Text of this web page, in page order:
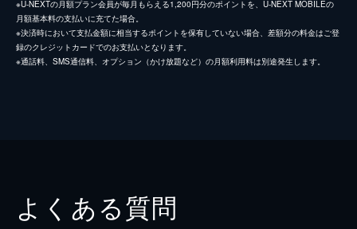
※U-NEXTの月額プラン会員が毎月もらえる1,200円分のポイントを、U-NEXT MOBILEの
月額基本料の支払いに充てた場合。
※決済時において支払金額に相当するポイントを保有していない場合、差額分の料金はご登
録のクレジットカードでのお支払いとなります。
※通話料、SMS通信料、オプション（かけ放題など）の月額利用料は別途発生します。
よくある質問